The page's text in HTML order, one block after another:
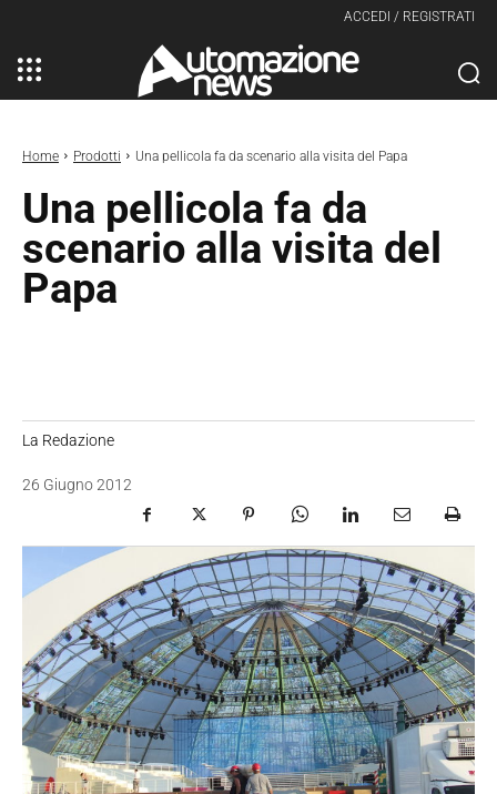
ACCEDI / REGISTRATI
Home Prodotti Una pellicola fa da scenario alla visita del Papa
Una pellicola fa da
scenario alla visita del
Papa
La Redazione
26 Giugno 2012